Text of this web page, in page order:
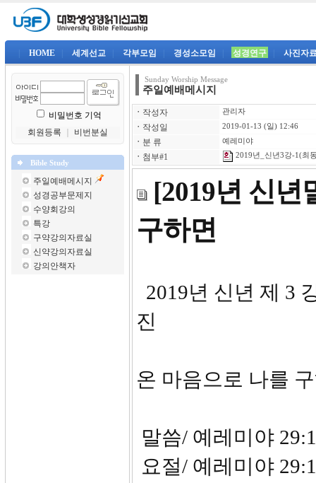
HOME 세계선교 각부모임 경성소모임 성경연구 사진자
비밀번호 기억
회원등록
비번분실
Bible Study
주일예배메시지
성경공부문제지
수양회강의
특강
구약강의자료실
신약강의자료실
강의안책자
Sunday Worship Message
주일예배메시지
ㆍ 작성자 관리자
ㆍ 작성일 2019-01-13 (일) 12:46
ㆍ 분 류 예레미야
ㆍ 첨부#1 2019년_신년3강-1(최
[2019년 신년
구하면
2019년
진
온 마음으로 나를
말씀/ 예레미야
요절/ 예레미야